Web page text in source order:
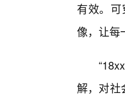
有效。
像，让每
解，对社